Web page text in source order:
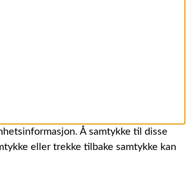
Å samtykke til disse
eller trekke tilbake samtykke kan